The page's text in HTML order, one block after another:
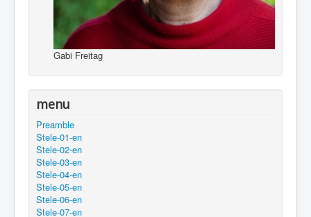
Gabi Freitag
menu
Preamble
Stele-01-en
Stele-02-en
Stele-03-en
Stele-04-en
Stele-05-en
Stele-06-en
Stele-07-en